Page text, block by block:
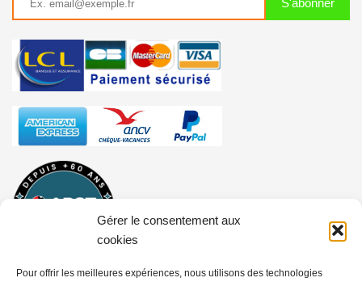
Gérer le consentement aux
cookies
Pour offrir les meilleures expériences, nous utilisons des technologies